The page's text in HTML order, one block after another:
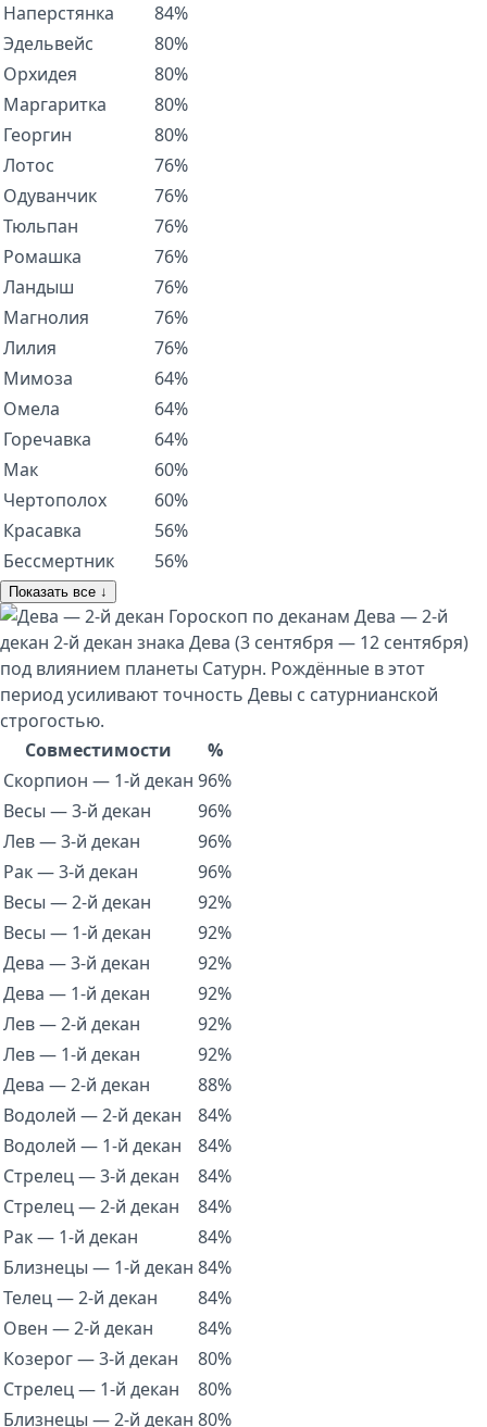
Наперстянка
84%
Эдельвейс
80%
Орхидея
80%
Маргаритка
80%
Георгин
80%
Лотос
76%
Одуванчик
76%
Тюльпан
76%
Ромашка
76%
Ландыш
76%
Магнолия
76%
Лилия
76%
Мимоза
64%
Омела
64%
Горечавка
64%
Мак
60%
Чертополох
60%
Красавка
56%
Бессмертник
56%
Показать все ↓
Гороскоп по деканам Дева — 2-й
декан 2-й декан знака Дева (3 сентября — 12 сентября)
под влиянием планеты Сатурн. Рождённые в этот
период усиливают точность Девы с сатурнианской
строгостью.
Совместимости
%
Скорпион — 1-й декан 96%
Весы — 3-й декан
96%
Лев — 3-й декан
96%
Рак — 3-й декан
96%
Весы — 2-й декан
92%
Весы — 1-й декан
92%
Дева — 3-й декан
92%
Дева — 1-й декан
92%
Лев — 2-й декан
92%
Лев — 1-й декан
92%
Дева — 2-й декан
88%
Водолей — 2-й декан
84%
Водолей — 1-й декан
84%
Стрелец — 3-й декан
84%
Стрелец — 2-й декан
84%
Рак — 1-й декан
84%
Близнецы — 1-й декан 84%
Телец — 2-й декан
84%
Овен — 2-й декан
84%
Козерог — 3-й декан
80%
Стрелец — 1-й декан
80%
Близнецы — 2-й декан 80%